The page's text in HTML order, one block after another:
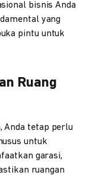
bisnis Anda
yang
pintu untuk
Ruang
Anda tetap perlu
untuk
garasi,
ruangan